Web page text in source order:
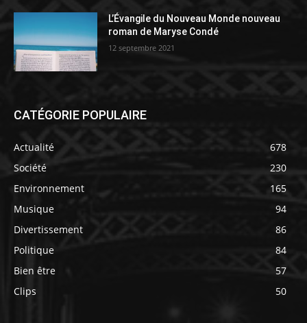
L’Évangile du Nouveau Monde nouveau
roman de Maryse Condé
12 septembre 2021
CATÉGORIE POPULAIRE
Actualité
678
Société
230
Environnement
165
Musique
94
Divertissement
86
Politique
84
Bien être
57
Clips
50